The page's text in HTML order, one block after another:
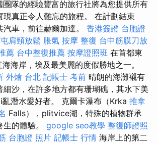
團隊的經驗豐富的旅行社將為您提供所有
現真正令人難忘的旅程。 在計劃結束
車，前往赫爾加達。 香港簽證 台胞證
肩頸放鬆 脹氣 按摩 整復 台中筋膜刀放
薦 台中整復推薦 按摩證照班 在首都東
海岸，埃及最美麗的度假勝地之一。
外燴 台北 記帳士 考前 晴朗的海灘襯有
細沙，在許多地方都有珊瑚礁，其水下美
潛水愛好者。 克爾卡瀑布（Krka 推拿
Falls），plitvice湖，特殊的植物群承
的體驗。 google seo教學 整復師證照
台胞證 照片 記帳士 行情 海岸上的第二